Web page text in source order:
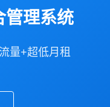
管理系统
量+超低月租